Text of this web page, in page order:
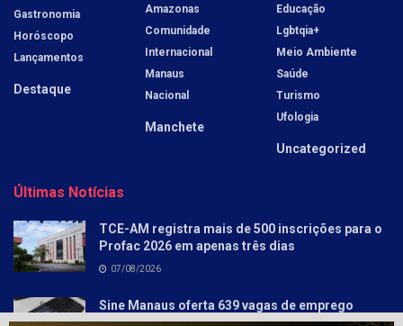
Gastronomia
Horóscopo
Lançamentos
Destaque
Amazonas
Comunidade
Internacional
Manaus
Nacional
Manchete
Educação
Lgbtqia+
Meio Ambiente
Saúde
Turismo
Ufologia
Uncategorized
Últimas Notícias
TCE-AM registra mais de 500 inscrições para o
Profac 2026 em apenas três dias
07/08/2026
Sine Manaus oferta 639 vagas de emprego
nesta sexta–feira